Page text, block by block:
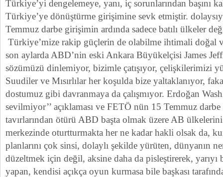
Türkiye’yi dengelemeye, yanı, iç sorunlarından başını
Türkiye’ye dönüştürme girişimine sevk etmiştir.
Temmuz darbe girişimin ardında sadece batılı ülkeler
Türkiye’mize rakip güçlerin de olabilme ihtimali doğal
son aylarda ABD’nin eski Ankara Büyükelçisi James
sözümüzü dinlemiyor, bizimle çatışıyor, çelişkilerimizi
Suudiler ve Mısırlılar her koşulda bize yaltaklanıyor,
dostumuz gibi davranmaya da çalışmıyor. Erdoğan
sevilmiyor’’ açıklaması ve FETÖ nün 15 Temmuz
tavırlarından ötürü ABD başta olmak üzere AB
merkezinde oturtturmakta her ne kadar hakli olsak da,
planlarını çok sinsi, dolaylı şekilde yürüten, dünyanın
düzeltmek için değil, aksine daha da pisleştirerek, yarıyı
yapan, kendisi açıkça oyun kurmasa bile başkası